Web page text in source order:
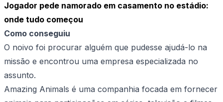
Jogador pede namorado em casamento no estádio:
onde tudo começou
Como conseguiu
O noivo foi procurar alguém que pudesse ajudá-lo na
missão e encontrou uma empresa especializada no
assunto.
Amazing Animals é uma companhia focada em fornecer